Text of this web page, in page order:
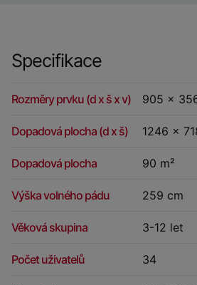
Specifikace
Rozměry prvku (d x š x v) 905 x
Dopadová plocha (d x š) 1246 x
Dopadová plocha 90 m²
Výška volného pádu 259 cm
Věková skupina 3-12 let
Počet uživatelů 34